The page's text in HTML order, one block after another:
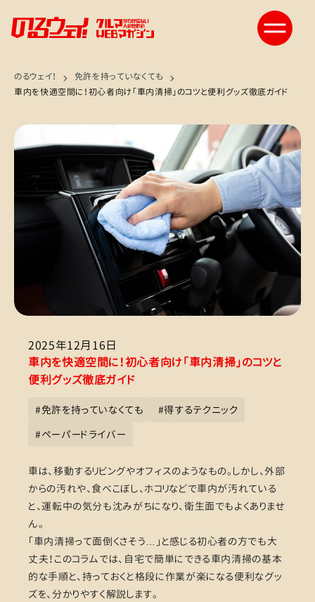
のるウェイ！
免許を持っていなくても
車内を快適空間に！初心者向け「車内清掃」のコツと便利グッズ徹底ガイド
2025年12月16日
車内を快適空間に！初心者向け「車内清掃」のコツと
便利グッズ徹底ガイド
#免許を持っていなくても #得するテクニック
#ペーパードライバー
車は、移動するリビングやオフィスのようなもの。しかし、外部
からの汚れや、食べこぼし、ホコリなどで車内が汚れている
と、運転中の気分も沈みがちになり、衛生面でもよくありませ
ん。
「車内清掃って面倒くさそう…」と感じる初心者の方でも大
丈夫！このコラムでは、自宅で簡単にできる車内清掃の基本
的な手順と、持っておくと格段に作業が楽になる便利なグッ
ズを、分かりやすく解説します。